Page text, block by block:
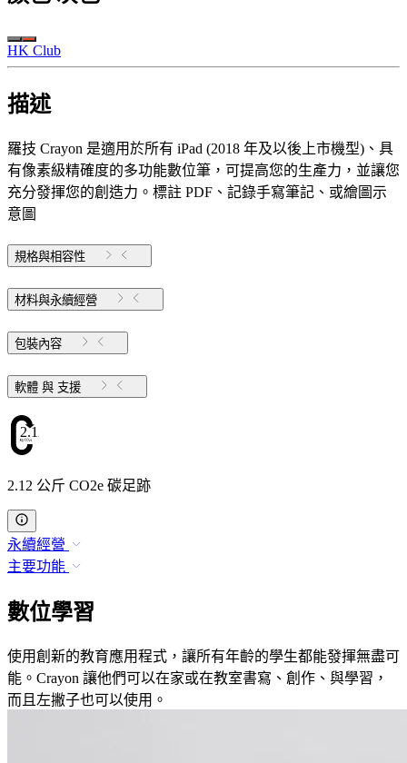
HK Club
描述
羅技 Crayon 是適用於所有 iPad (2018 年及以後上市機型)、具
有像素級精確度的多功能數位筆，可提高您的生產力，並讓您
充分發揮您的創造力。標註 PDF、記錄手寫筆記、或繪圖示
意圖
規格與相容性
材料與永續經營
包裝內容
軟體 與 支援
2.12
2.12 公斤 CO2e 碳足跡
永續經營
主要功能
數位學習
使用創新的教育應用程式，讓所有年齡的學生都能發揮無盡可
能。Crayon 讓他們可以在家或在教室書寫、創作、與學習，
而且左撇子也可以使用。